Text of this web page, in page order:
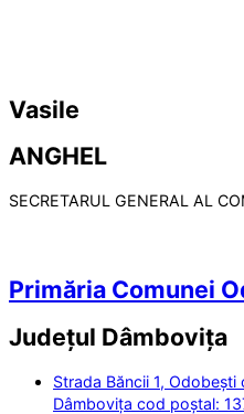
Vasile
ANGHEL
SECRETARUL GENERAL AL
Primăria Comunei
Județul Dâmbovița
Strada Băncii 1,
Dâmbovița cod poștal: